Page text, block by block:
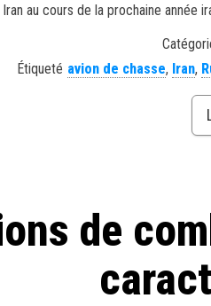
Iran au cours de la prochaine année
Étiqueté avion de chasse, Iran,
de